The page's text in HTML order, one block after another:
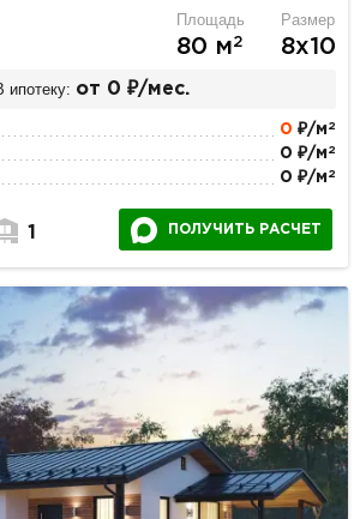
Площадь
80 м2
Размер
8х10
ипотеку: от 0 ₽/мес.
0 ₽/м 2
0 ₽/м 2
0 ₽/м 2
1 ПОЛУЧИТЬ РАСЧЕТ